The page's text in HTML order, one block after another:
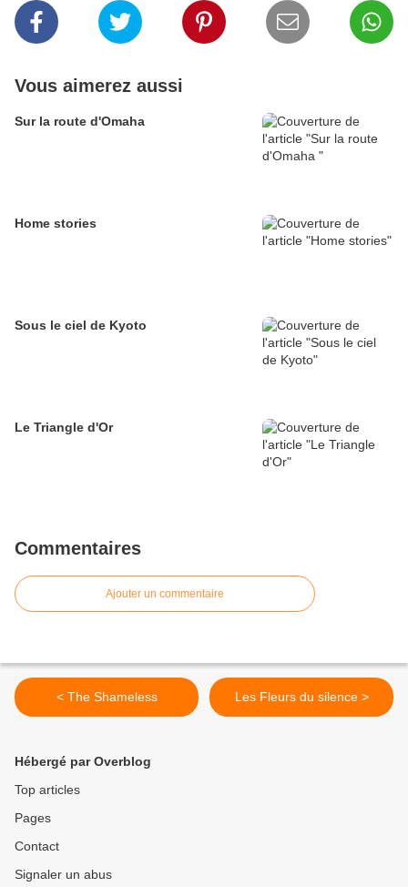
Vous aimerez aussi
Sur la route d'Omaha
Home stories
Sous le ciel de Kyoto
Le Triangle d'Or
Commentaires
Ajouter un commentaire
< The Shameless Les Fleurs du silence >
Hébergé par Overblog
Top articles
Pages
Contact
Signaler un abus